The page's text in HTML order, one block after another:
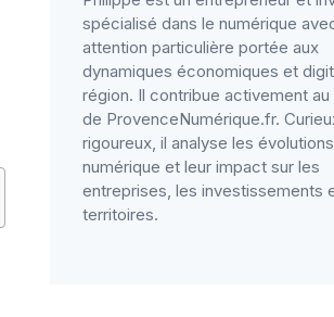
spécialisé dans le numérique
attention particulière portée aux
dynamiques économiques et
région. Il contribue activement au
de ProvenceNumérique.fr.
rigoureux, il analyse les
numérique et leur impact sur les
entreprises, les investissements
territoires.